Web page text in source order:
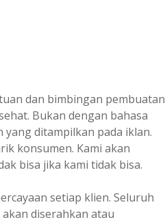
dan bimbingan pembuatan
Bukan dengan bahasa
ditampilkan pada iklan.
konsumen. Kami akan
bisa jika kami tidak bisa.
setiap klien. Seluruh
diserahkan atau